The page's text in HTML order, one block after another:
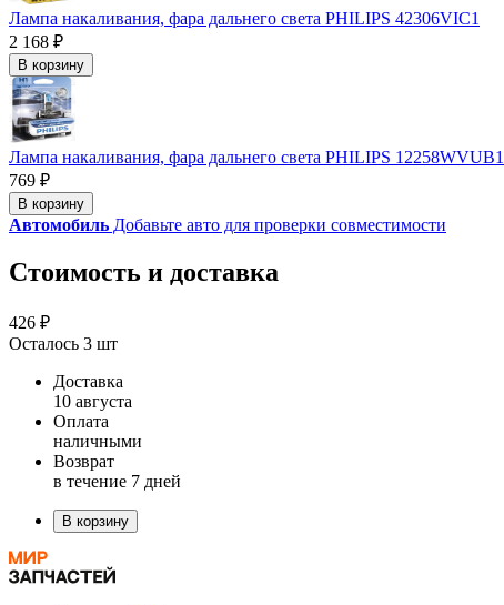
Лампа накаливания, фара дальнего света PHILIPS 42306VIC1
2 168 ₽
В корзину
Лампа накаливания, фара дальнего света PHILIPS 12258WVUB1
769 ₽
В корзину
Автомобиль Добавьте авто для проверки совместимости
Стоимость и доставка
426 ₽
Осталось 3 шт
Доставка
10 августа
Оплата
наличными
Возврат
в течение 7 дней
В корзину